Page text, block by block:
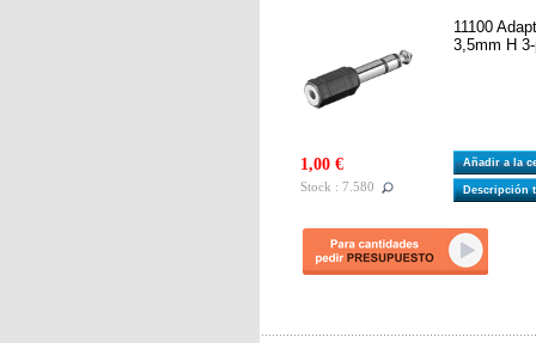
11100
3,5mm H
1,00 €
Stock : 7.580
Añadir a la
Descripción